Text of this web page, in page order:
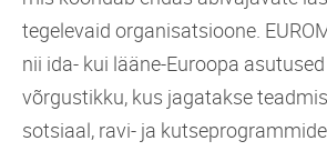
tegelevaid organisatsioone.
nii ida- kui lääne-Euroopa
võrgustikku, kus jagatakse
sotsiaal, ravi- ja